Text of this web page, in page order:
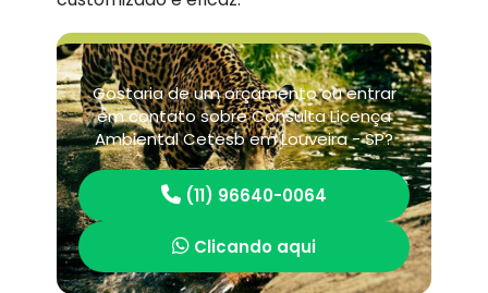
Gostaria de um orçamento ou entrar
em contato sobre Consulta Licença
Ambiental Cetesb em Louveira - SP?
(11) 96640-0064
Clicando aqui